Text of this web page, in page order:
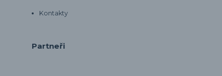
Kontakty
Partneři